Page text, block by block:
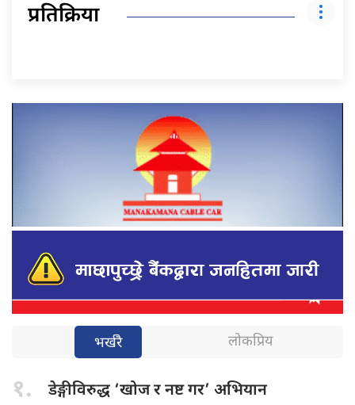
प्रतिक्रिया
भर्खरै लोकप्रिय
१. डेङ्गीविरुद्ध ‘खोजर नष्ट गर’ अभियान